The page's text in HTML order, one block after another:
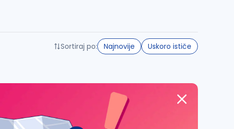
Sortiraj po: Najnovije Uskoro ističe